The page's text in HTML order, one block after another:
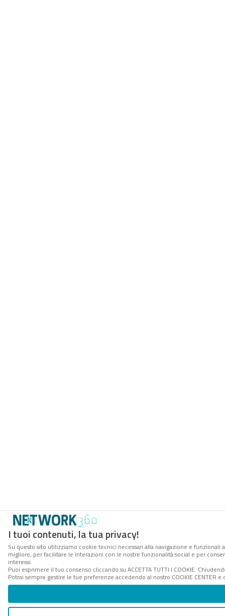
I tuoi contenuti, la tua privacy!
Su questo sito utilizziamo cookie tecnici necessari alla navigazione e
migliore, per facilitare le interazioni con le nostre funzionalità social e per
interessi.
Puoi esprimere il tuo consenso cliccando su ACCETTA TUTTI I COOKIE.
Potrai sempre gestire le tue preferenze accedendo al nostro COOKIE